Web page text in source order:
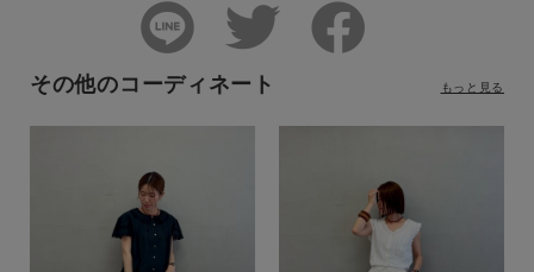
その他のコーディネート もっと見る